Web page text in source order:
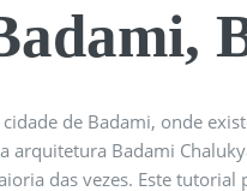
de Badami, onde
arquitetura Badami
das vezes. Este